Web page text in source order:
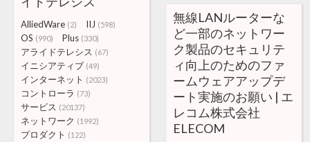
AlliedWare (2) IIJ (598)
OS (990) Plus (330)
アライドテレシス (67)
イニシアティブ (49)
インターネット (2023)
コントローラ (73)
サービス (20137)
ネットワーク (1992)
プロダクト (122)
無線LANルーターな
ど一部のネットワー
ク製品のセキュリテ
ィ向上のためのファ
ームウェアアップデ
ート実施のお願い | エ
レコム株式会社
ELECOM